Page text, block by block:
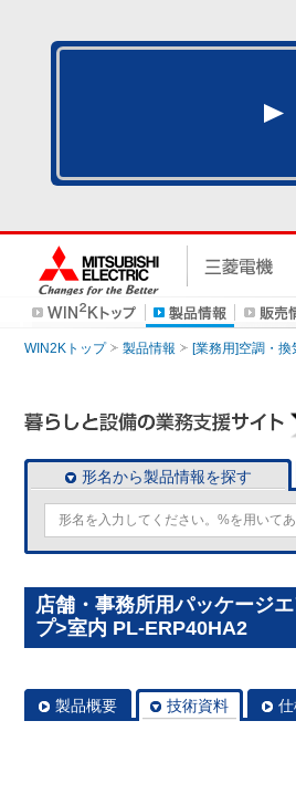
WIN2Kトップ 製品情報 [業務用]空調・換
形名から製品情報を探す
店舗・事務所用パッケージ
プ>室内 PL-ERP40HA2
製品概要 技術資料